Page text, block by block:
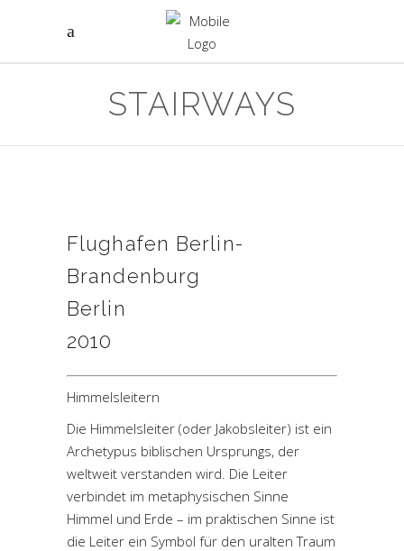
STAIRWAYS
Flughafen Berlin-
Brandenburg
Berlin
2010
Himmelsleitern
Die Himmelsleiter (oder Jakobsleiter) ist ein
Archetypus biblischen Ursprungs, der
weltweit verstanden wird. Die Leiter
verbindet im metaphysischen Sinne
Himmel und Erde – im praktischen Sinne ist
die Leiter ein Symbol für den uralten Traum